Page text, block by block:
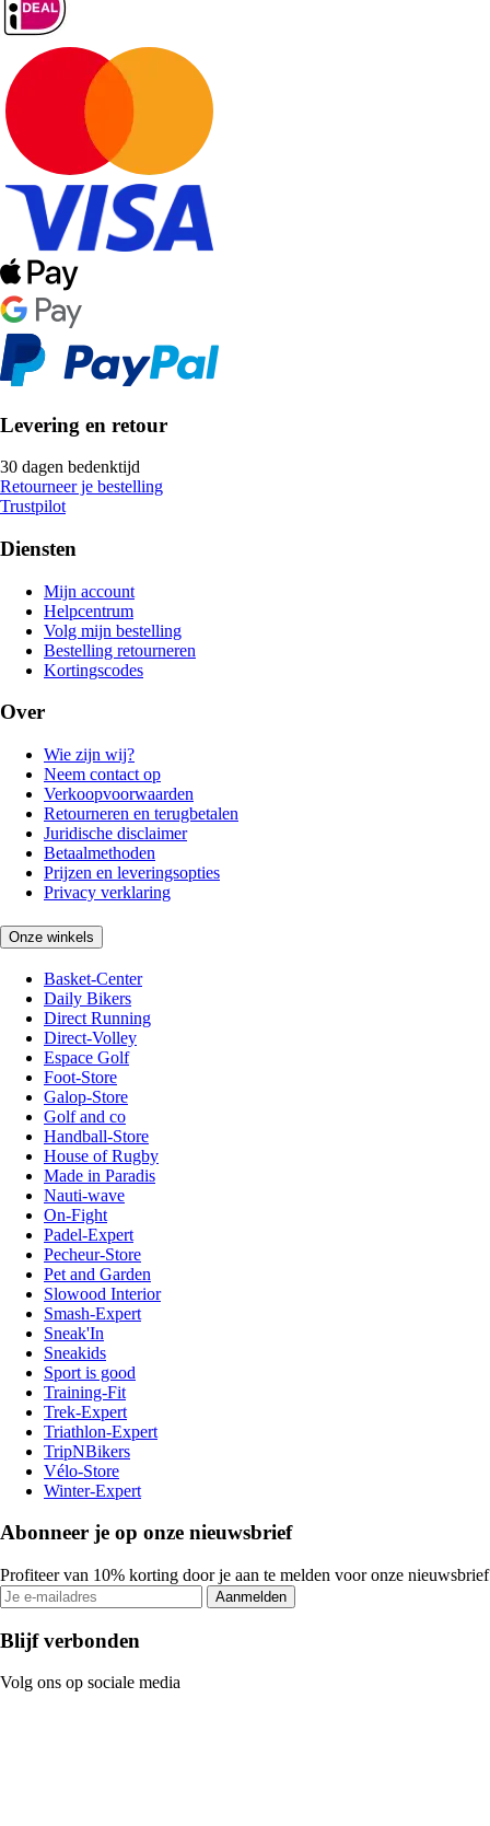
Levering en retour
30 dagen bedenktijd
Retourneer je bestelling
Trustpilot
Diensten
Mijn account
Helpcentrum
Volg mijn bestelling
Bestelling retourneren
Kortingscodes
Over
Wie zijn wij?
Neem contact op
Verkoopvoorwaarden
Retourneren en terugbetalen
Juridische disclaimer
Betaalmethoden
Prijzen en leveringsopties
Privacy verklaring
Onze winkels
Basket-Center
Daily Bikers
Direct Running
Direct-Volley
Espace Golf
Foot-Store
Galop-Store
Golf and co
Handball-Store
House of Rugby
Made in Paradis
Nauti-wave
On-Fight
Padel-Expert
Pecheur-Store
Pet and Garden
Slowood Interior
Smash-Expert
Sneak'In
Sneakids
Sport is good
Training-Fit
Trek-Expert
Triathlon-Expert
TripNBikers
Vélo-Store
Winter-Expert
Abonneer je op onze nieuwsbrief
Profiteer van 10% korting door je aan te melden voor onze nieuwsbrief
Aanmelden
Blijf verbonden
Volg ons op sociale media